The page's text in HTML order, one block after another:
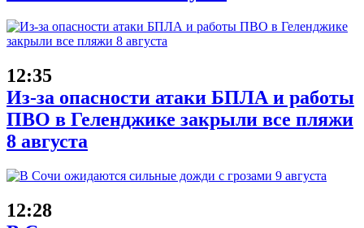
12:35
Из-за опасности атаки БПЛА и работы
ПВО в Геленджике закрыли все пляжи
8 августа
12:28